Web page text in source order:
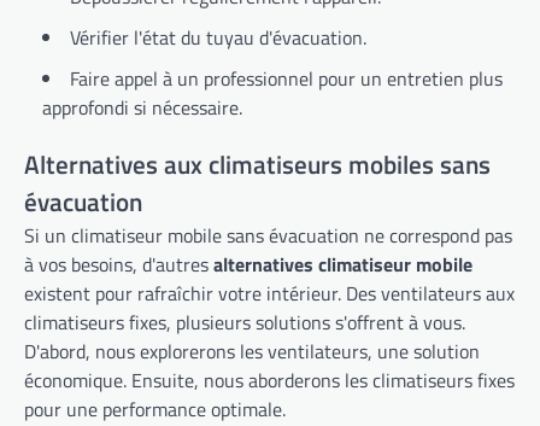
Vérifier l'état du tuyau d'évacuation.
Faire appel à un professionnel pour un entretien plus
approfondi si nécessaire.
Alternatives aux climatiseurs mobiles sans
évacuation
Si un climatiseur mobile sans évacuation ne correspond pas
à vos besoins, d'autresalternatives climatiseur mobile
existent pour rafraîchir votre intérieur. Des ventilateurs aux
climatiseurs fixes, plusieurs solutions s'offrent à vous.
D'abord, nous explorerons les ventilateurs, une solution
économique. Ensuite, nous aborderons les climatiseurs fixes
pour une performance optimale.